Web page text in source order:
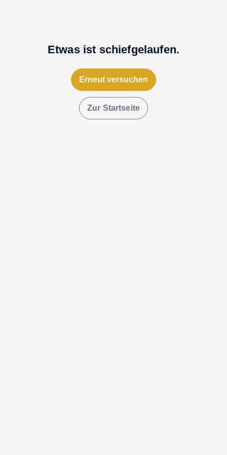
Etwas ist schiefgelaufen.
Erneut versuchen
Zur Startseite